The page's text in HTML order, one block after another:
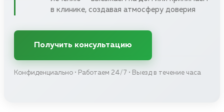
в клинике, создавая атмосферу доверия
Получить консультацию
Конфиденциально • Работаем 24/7 • Выезд в течение часа